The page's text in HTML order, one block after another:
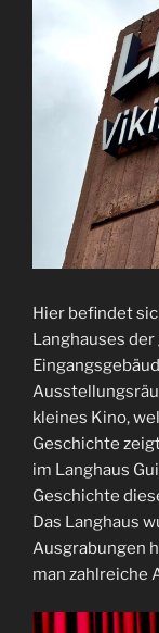
Hier befindet
Langhauses
kleines Kino,
Geschichte
im Langhaus
Geschichte
Das Langhaus
Ausgrabungen
man zahlreiche